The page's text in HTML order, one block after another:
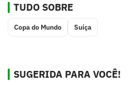
TUDO SOBRE
Copa do Mundo Suíça
SUGERIDA PARA VOCÊ!